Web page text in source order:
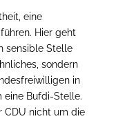
eine
Hier geht
sensible Stelle
sondern
in
eine Bufdi-Stelle.
CDU nicht um die